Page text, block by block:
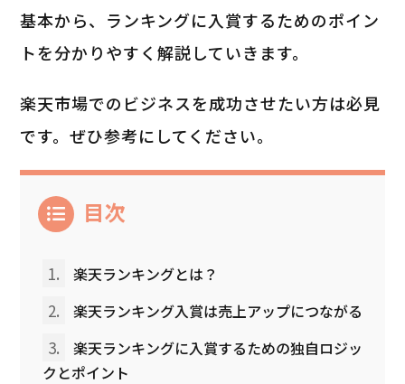
基本から、ランキングに入賞するためのポイン
トを分かりやすく解説していきます。
楽天市場でのビジネスを成功させたい方は必見
です。ぜひ参考にしてください。
目次
1. 楽天ランキングとは？
2. 楽天ランキング入賞は売上アップにつながる
3.
楽天ランキングに入賞するための独自ロジッ
クとポイント